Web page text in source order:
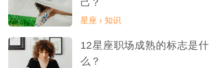
己？
星座 › 知识
12星座职场成熟的标志是什
么？